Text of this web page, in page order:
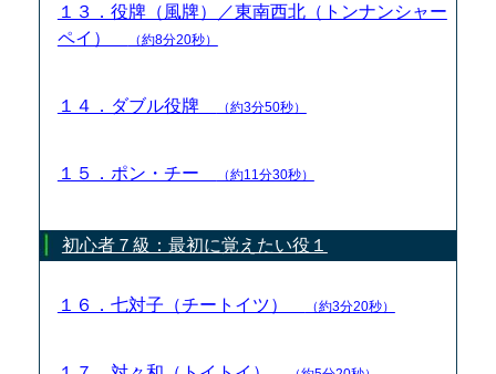
１３．役牌（風牌）／東南西北（トンナンシャー
ペイ）
（約8分20秒）
１４．ダブル役牌 （約3分50秒）
１５．ポン・チー （約11分30秒）
初心者７級：最初に覚えたい役１
１６．七対子（チートイツ） （約3分20秒）